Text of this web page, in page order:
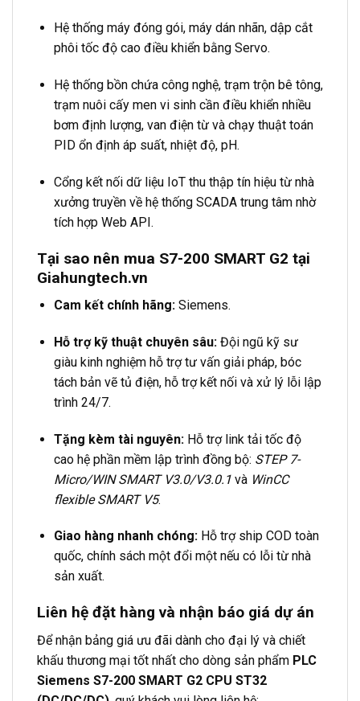
Hệ thống máy đóng gói, máy dán nhãn, dập cắt
phôi tốc độ cao điều khiển bằng Servo.
Hệ thống bồn chứa công nghệ, trạm trộn bê tông,
trạm nuôi cấy men vi sinh cần điều khiển nhiều
bơm định lượng, van điện từ và chạy thuật toán
PID ổn định áp suất, nhiệt độ, pH.
Cổng kết nối dữ liệu IoT thu thập tín hiệu từ nhà
xưởng truyền về hệ thống SCADA trung tâm nhờ
tích hợp Web API.
Tại sao nên mua S7-200 SMART G2 tại
Giahungtech.vn
Cam kết chính hãng:Siemens.
Hỗ trợ kỹ thuật chuyên sâu:Đội ngũ kỹ sư
giàu kinh nghiệm hỗ trợ tư vấn giải pháp, bóc
tách bản vẽ tủ điện, hỗ trợ kết nối và xử lý lỗi lập
trình 24/7.
Tặng kèm tài nguyên:Hỗ trợ link tải tốc độ
cao hệ phần mềm lập trình đồng bộ: STEP 7-
Micro/WIN SMART V3.0/V3.0.1và WinCC
flexible SMART V5.
Giao hàng nhanh chóng:Hỗ trợ ship COD toàn
quốc, chính sách một đổi một nếu có lỗi từ nhà
sản xuất.
Liên hệ đặt hàng và nhận báo giá dự án
Để nhận bảng giá ưu đãi dành cho đại lý và chiết
khấu thương mại tốt nhất cho dòng sản phẩm PLC
Siemens S7-200 SMART G2 CPU ST32